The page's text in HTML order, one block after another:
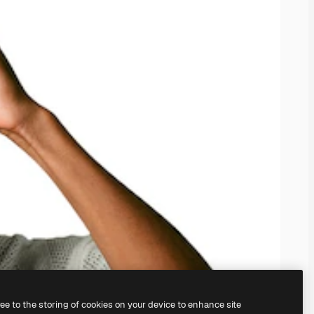
to the storing of cookies on your device to enhance site